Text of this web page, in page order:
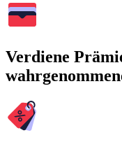
Verdiene